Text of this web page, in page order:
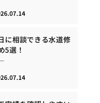
に相談できる水道修
5選！